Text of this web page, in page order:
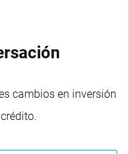
cambios en inversión